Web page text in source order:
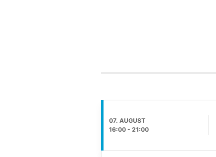
07. AUGUST
16:00- 21:00